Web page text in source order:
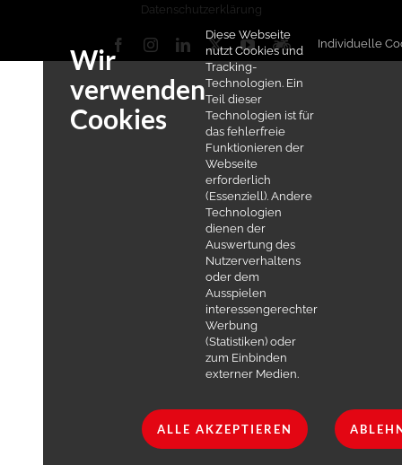
Datenschutzerklärung
FacebookInstagramLinkedIn
X YouTube
Wir
verwenden
Cookies
Diese Webseite
nutzt Cookies und
Tracking-
Technologien. Ein
Teil dieser
Technologien ist für
das fehlerfreie
Funktionieren der
Webseite
erforderlich
(Essenziell). Andere
Technologien
dienen der
Auswertung des
Nutzerverhaltens
oder dem
Ausspielen
interessengerechter
Werbung
(Statistiken) oder
zum Einbinden
externer Medien.
Individuelle
ALLE AKZEPTIEREN